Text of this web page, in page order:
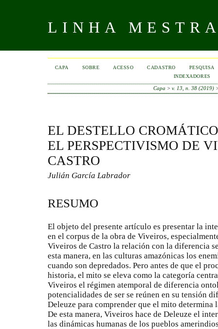
LINHA
CAPA SOBRE ACESSO CADASTRO
PESQUISA
INDEXADORES
Capa >v. 13, n. 38 (2019)
EL DESTELLO
EL PERSPECTIVISMO DE
CASTRO
Julián García Labrador
RESUMO
El objeto del presente artículo es presentar la
en el corpus de la obra de Viveiros,
Viveiros de Castro la relación con la diferencia
esta manera, en las culturas amazónicas los
cuando son depredados. Pero antes de que el
historia, el mito se eleva como la categoría
Viveiros el régimen atemporal de diferencia
potencialidades de ser se reúnen en su tensión
Deleuze para comprender que el mito determina
De esta manera, Viveiros hace de Deleuze el
las dinámicas humanas de los pueblos